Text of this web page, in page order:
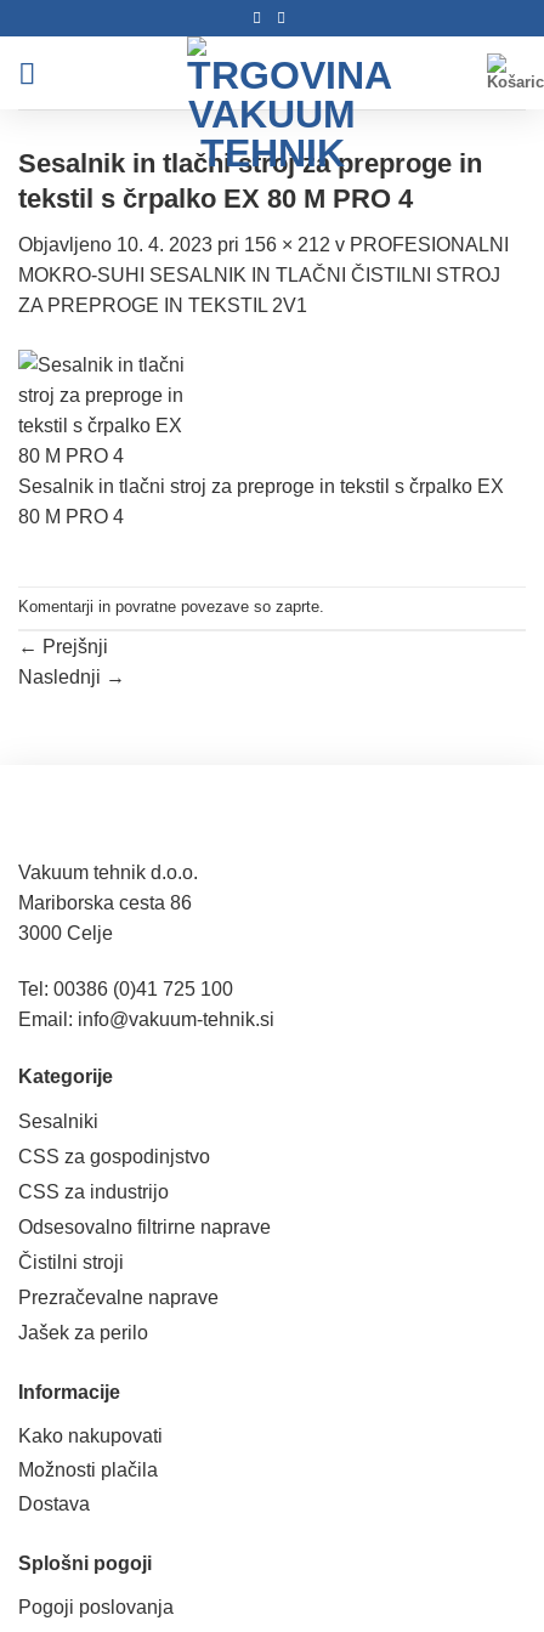
Sesalnik in tlačni stroj za preproge in
tekstil s črpalko EX 80 M PRO 4
Objavljeno 10. 4. 2023 pri 156 × 212 v PROFESIONALNI
MOKRO-SUHI SESALNIK IN TLAČNI ČISTILNI STROJ
ZA PREPROGE IN TEKSTIL 2V1
Sesalnik in tlačni stroj za preproge in tekstil s črpalko EX
80 M PRO 4
Komentarji in povratne povezave so zaprte.
← Prejšnji
Naslednji →
Vakuum tehnik d.o.o.
Mariborska cesta 86
3000 Celje
Tel: 00386 (0)41 725 100
Email: info@vakuum-tehnik.si
Kategorije
Sesalniki
CSS za gospodinjstvo
CSS za industrijo
Odsesovalno filtrirne naprave
Čistilni stroji
Prezračevalne naprave
Jašek za perilo
Informacije
Kako nakupovati
Možnosti plačila
Dostava
Splošni pogoji
Pogoji poslovanja